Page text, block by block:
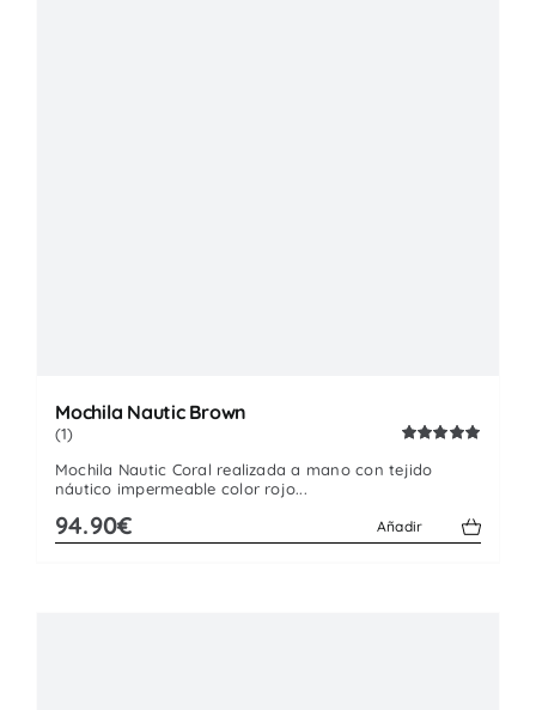
Mochila Nautic Brown
con5.00
(1)
Mochila Nautic Coral realizada a mano con tejido
náutico impermeable color rojo...
94.90€ Añadir